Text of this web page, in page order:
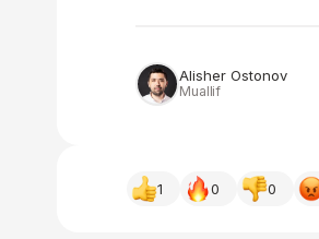
Alisher Ostonov
Muallif
1 0 0